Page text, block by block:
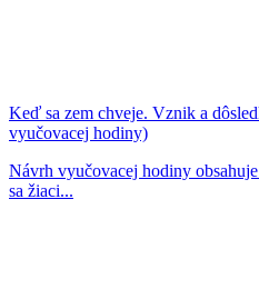
Keď sa zem chveje. Vznik a
vyučovacej hodiny)
Návrh vyučovacej hodiny
sa žiaci...